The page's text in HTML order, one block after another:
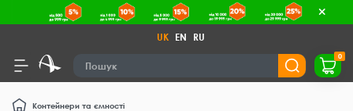
UK EN RU
0
Контейнери та ємності